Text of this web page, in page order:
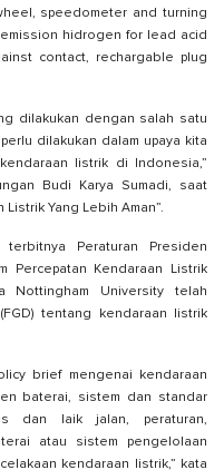
speedometer and turning
hidrogen for lead acid
contact, rechargable plug
dilakukan dengan salah satu
dilakukan dalam upaya kita
listrik di Indonesia,”
Budi Karya Sumadi, saat
Yang Lebih Aman”.
terbitnya Peraturan Presiden
Percepatan Kendaraan Listrik
Nottingham University telah
tentang kendaraan listrik
brief mengenai kendaraan
baterai, sistem dan standar
dan laik jalan, peraturan,
atau sistem pengelolaan
kendaraan listrik,” kata